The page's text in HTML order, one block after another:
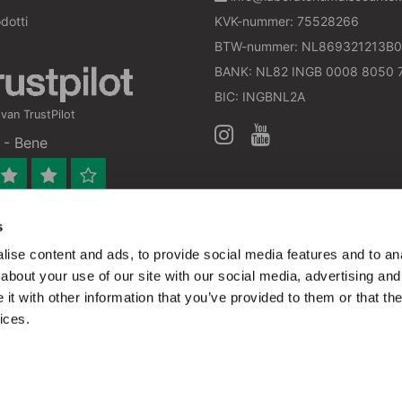
content and ads, to provide social media features and to
your use of our site with our social media, advertising
with other information that you’ve provided to them or that
TrustPilot
Bene
KVK-nummer: 75528266
BTW-nummer:
BANK: NL82 INGB 0008 8050
BIC: INGBNL2A
verleend worden en zijn enkel ter educatie en/of
voor het toepassen van eventuele nationale en